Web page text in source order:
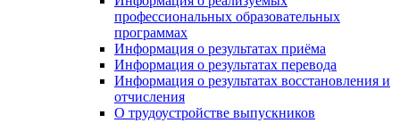
профессиональных образовательных
программах
Информация о результатах приёма
Информация о результатах перевода
Информация о результатах восстановления и
отчисления
О трудоустройстве выпускников